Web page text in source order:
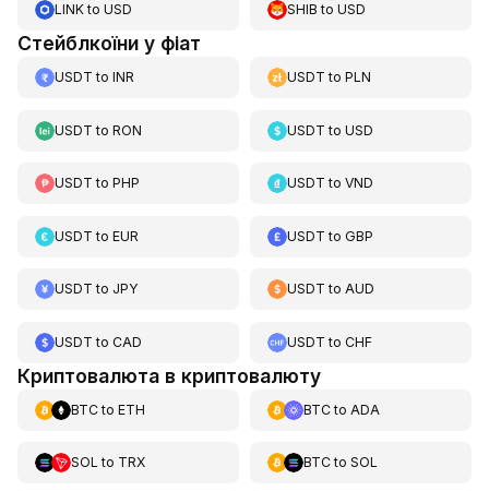
LINKto USD SHIB toUSD
Стейблкоїни у фіат
USDT to INR USDT toPLN
USDT to RON USDT toUSD
USDT to PHP USDT toVND
USDT to EUR USDT toGBP
USDT to JPY USDT toAUD
USDT to CAD USDT toCHF
Криптовалюта в криптовалюту
BTCto ETH BTCto ADA
SOL to TRX BTCto SOL